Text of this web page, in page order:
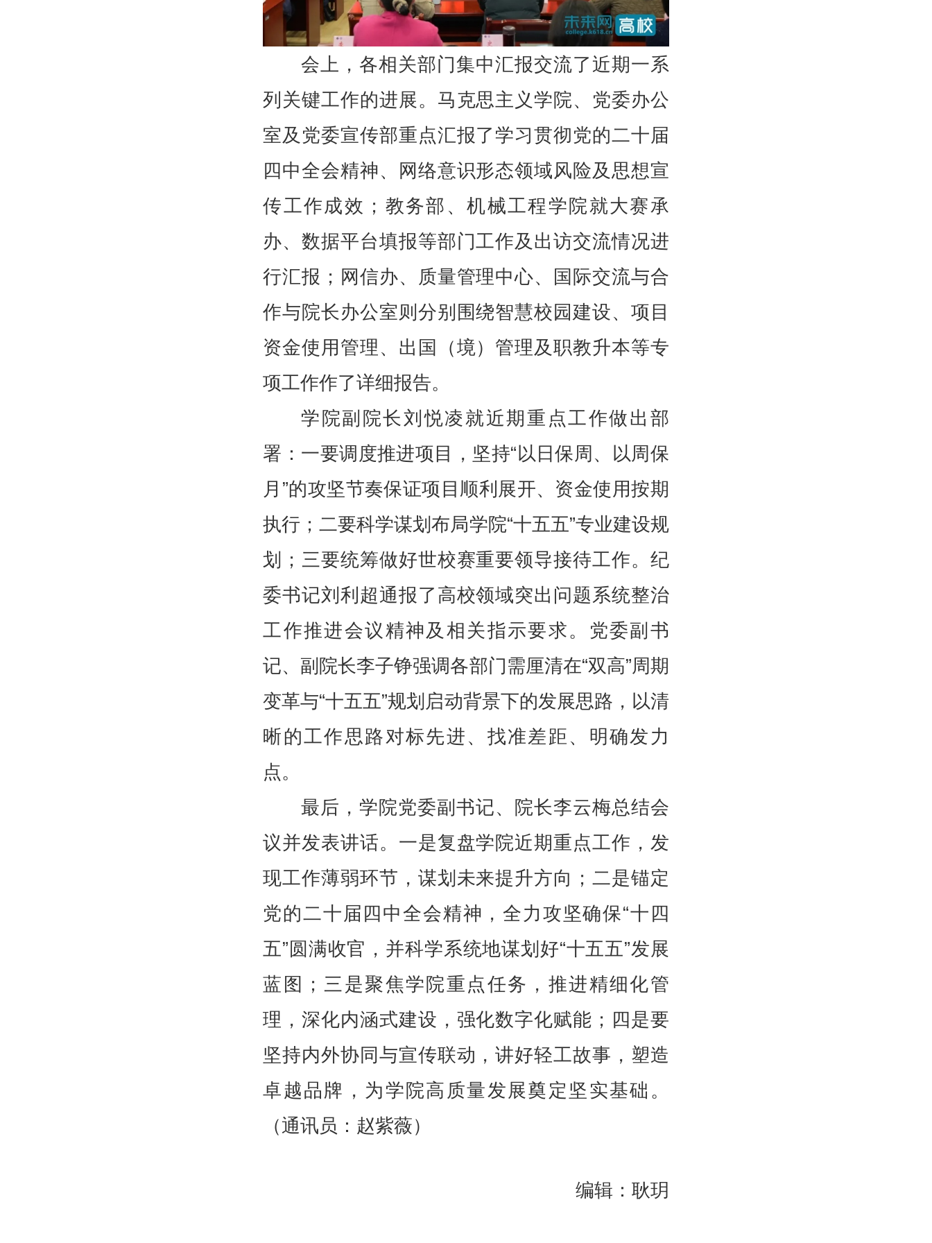
会上，各相关部门集中汇报交流了近期一系
列关键工作的进展。马克思主义学院、党委办公
室及党委宣传部重点汇报了学习贯彻党的二十届
四中全会精神、网络意识形态领域风险及思想宣
传工作成效；教务部、机械工程学院就大赛承
办、数据平台填报等部门工作及出访交流情况进
行汇报；网信办、质量管理中心、国际交流与合
作与院长办公室则分别围绕智慧校园建设、项目
资金使用管理、出国（境）管理及职教升本等专
项工作作了详细报告。
学院副院长刘悦凌就近期重点工作做出部
署：一要调度推进项目，坚持“以日保周、以周保
月”的攻坚节奏保证项目顺利展开、资金使用按期
执行；二要科学谋划布局学院“十五五”专业建设规
划；三要统筹做好世校赛重要领导接待工作。纪
委书记刘利超通报了高校领域突出问题系统整治
工作推进会议精神及相关指示要求。党委副书
记、副院长李子铮强调各部门需厘清在“双高”周期
变革与“十五五”规划启动背景下的发展思路，以清
晰的工作思路对标先进、找准差距、明确发力
点。
最后，学院党委副书记、院长李云梅总结会
议并发表讲话。一是复盘学院近期重点工作，发
现工作薄弱环节，谋划未来提升方向；二是锚定
党的二十届四中全会精神，全力攻坚确保“十四
五”圆满收官，并科学系统地谋划好“十五五”发展
蓝图；三是聚焦学院重点任务，推进精细化管
理，深化内涵式建设，强化数字化赋能；四是要
坚持内外协同与宣传联动，讲好轻工故事，塑造
卓越品牌，为学院高质量发展奠定坚实基础。
（通讯员：赵紫薇）
编辑：耿玥